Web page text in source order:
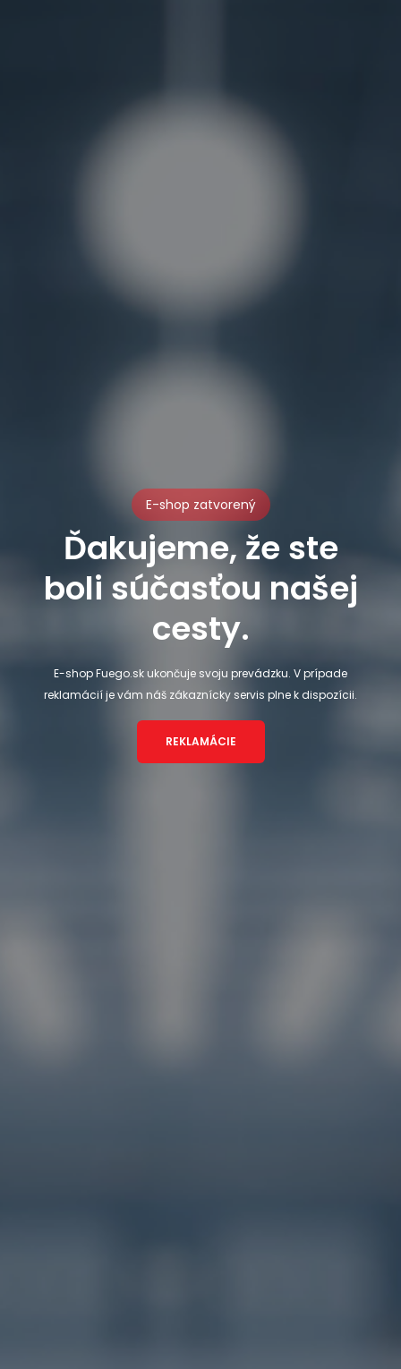
E-shop zatvorený
Ďakujeme, že ste
boli súčasťou našej
cesty.
E-shop Fuego.sk ukončuje svoju prevádzku. V prípade
reklamácií je vám náš zákaznícky servis plne k dispozícii.
REKLAMÁCIE